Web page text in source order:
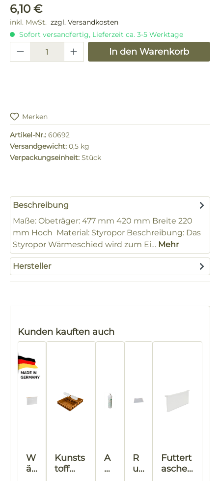
Regulärer Preis:
6,10 €
inkl. MwSt. zzgl. Versandkosten
Sofort versandfertig, Lieferzeit ca. 3-5 Werktage
Produkt Anzahl: Gib denIn den Warenkorb
Merken
Artikel-Nr.: 60692
Versandgewicht: 0,5 kg
Verpackungseinheit: Stück
Beschreibung
Maße: Obeträger: 477 mm 420 mm Breite 220
mm Hoch Material: Styropor Beschreibung: Das
Styropor Wärmeschied wird zum Ei… Mehr
Hersteller
Produktgalerie überspringen
Kunden kauften auch
W
är
Kunsts
toff
A
m
R
u
Futtert
asche